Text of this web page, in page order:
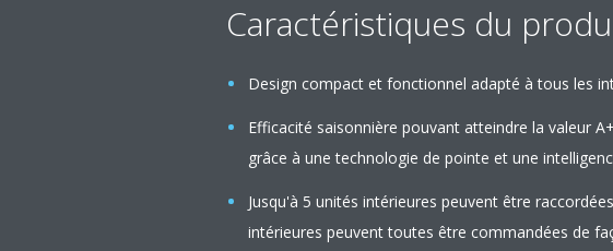
Caractéristiques du
Design compact et fonctionnel adapté à tous les
Efficacité saisonnière pouvant atteindre la valeur
grâce à une technologie de pointe et une
Jusqu'à 5 unités intérieures peuvent être
intérieures peuvent toutes être commandées de